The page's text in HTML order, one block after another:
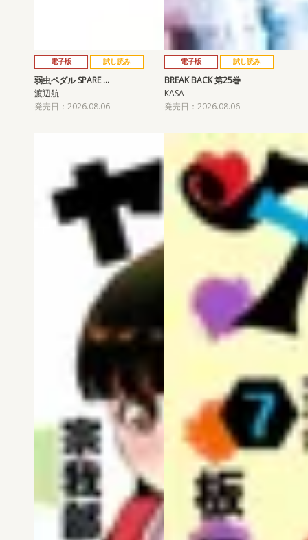
電子版 試し読み
弱虫ペダル SPARE …
渡辺航
発売日：2026.08.06
電子版 試し読み
BREAK BACK 第25巻
KASA
発売日：2026.08.06